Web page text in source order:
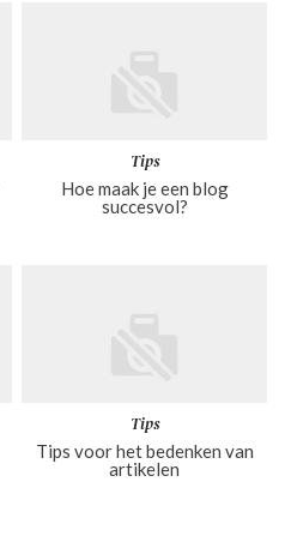
Tips
Hoe maak je een blog
succesvol?
Tips
Tips voor het bedenken van
artikelen